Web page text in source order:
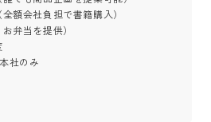
額会社負担で書籍購入）
弁当を提供）
社のみ